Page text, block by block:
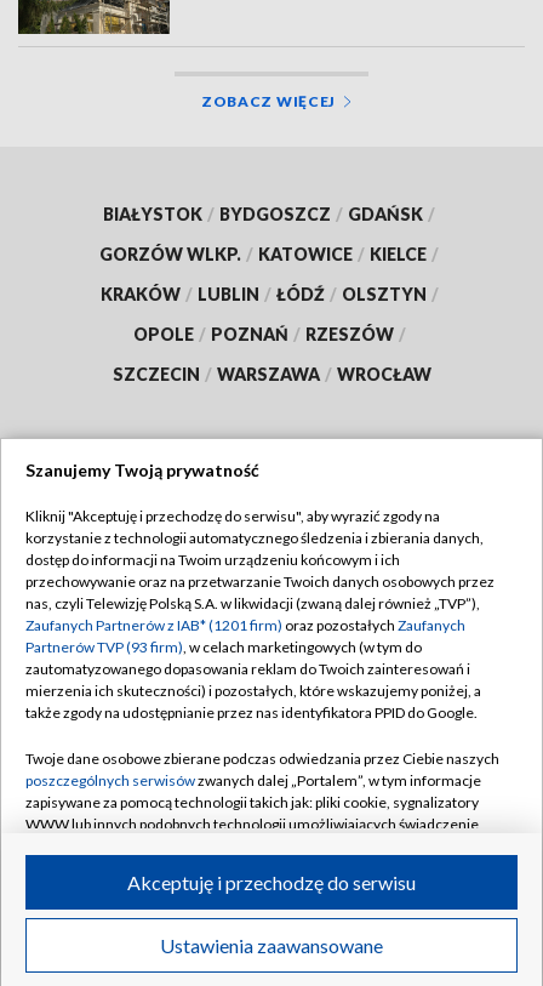
ZOBACZ WIĘCEJ
BIAŁYSTOK / BYDGOSZCZ / GDAŃSK /
GORZÓW WLKP. / KATOWICE / KIELCE /
KRAKÓW / LUBLIN / ŁÓDŹ / OLSZTYN /
OPOLE / POZNAŃ / RZESZÓW /
SZCZECIN / WARSZAWA / WROCŁAW
TVP
Abonament TVP
Emisja w TVP
Centrum informacji TVP
Naziemna Telewizja Cyfrowa
Rada Programowa
System NOS
Informacje o nadawcy
Program dla prasy
Ogłoszenie przetargowe
Regulamin TVP
Polityka prywatności
Moje zgody
Pomoc
Kontakt
Kanały
©2026 Telewizja Polska S.A. w likwidacji
Szanujemy Twoją prywatność
Kliknij "Akceptuję i przechodzę do serwisu", aby wyrazić zgody na
korzystanie z technologii automatycznego śledzenia i zbierania danych,
dostęp do informacji na Twoim urządzeniu końcowym i ich
przechowywanie oraz na przetwarzanie Twoich danych osobowych przez
nas, czyli Telewizję Polską S.A. w likwidacji (zwaną dalej również „TVP”),
Zaufanych Partnerów z IAB* (1201 firm) oraz pozostałych Zaufanych
Partnerów TVP (93 firm), w celach marketingowych (w tym do
zautomatyzowanego dopasowania reklam do Twoich zainteresowań i
mierzenia ich skuteczności) i pozostałych, które wskazujemy poniżej, a
także zgody na udostępnianie przez nas identyfikatora PPID do Google.
Twoje dane osobowe zbierane podczas odwiedzania przez Ciebie naszych
poszczególnych serwisówzwanych dalej „Portalem”, w tym informacje
zapisywane za pomocą technologii takich jak: pliki cookie, sygnalizatory
WWW lub innych podobnych technologii umożliwiających świadczenie
ruchu w Internecie.
Twoje dane osobowe zbierane podczas odwiedzania przez Ciebie
poszczególnych serwisówna Portalu, takie jak adresy IP, identyfikatory
Ustawienia zaawansowane
Akceptuję i przechodzę do serwisu